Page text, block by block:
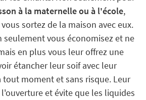
à la maternelle ou à l'école,
sortez de la maison avec eux.
seulement vous économisez et ne
en plus vous leur offrez une
étancher leur soif avec leur
tout moment et sans risque. Leur
et évite que les liquides